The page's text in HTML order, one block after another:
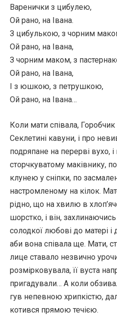
Варенички з цибулею,
Ой рано, на Івана.
З цибулькою, з чорним
Ой рано, на Івана,
З чорним маком, з
Ой рано, на Івана,
І з юшкою, з петрушкою,
Ой рано, на Івана…
Коли мати співала,
Секлетині кавуни, і про
подряпане на перерві вухо,
сторчкуватому маківнику,
клунею у сніпки, по
настромленому на кілок.
рідно, що на хвилю в
шорстко, і він,
солодкої любові до матері і
аби вона співала ще. Мати,
лице ставало незвично
розмірковувала, її вуста
пригадували… А коли
гув непевною хрипкістю,
котився прямою течією.